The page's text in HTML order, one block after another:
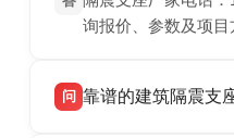
询报价、参数及项目
问 靠谱的建筑隔震支